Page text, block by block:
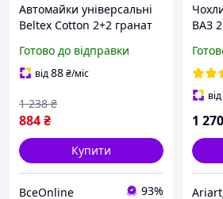
Автомайки універсальні
Beltex Cotton 2+2 гранат
(BX13410)
Готово до відправки
від88₴/міс
884₴
1 238 ₴
Купити
ВсеOnline 93%
ВАЗ
від
1 270